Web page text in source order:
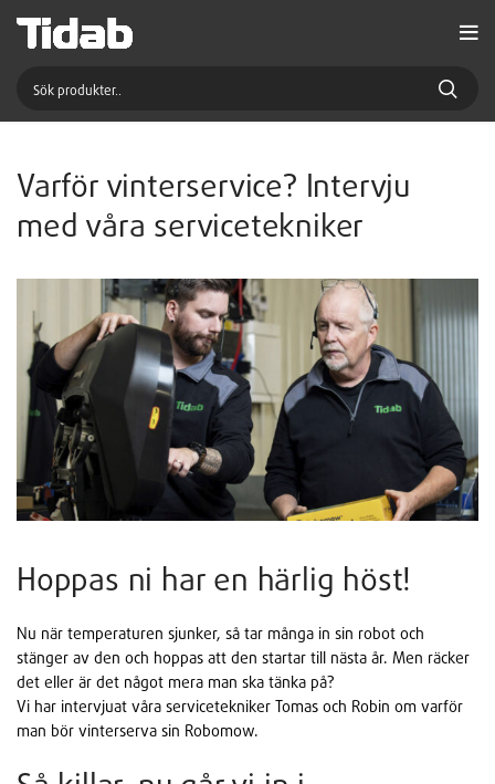
Varför vinterservice? Intervju
med våra servicetekniker
Hoppas ni har en härlig höst!
Nu när temperaturen sjunker, så tar många in sin robot och
stänger av den och hoppas att den startar till nästa år. Men räcker
det eller är det något mera man ska tänka på?
Vi har intervjuat våra servicetekniker Tomas och Robin om varför
man bör vinterserva sin Robomow.